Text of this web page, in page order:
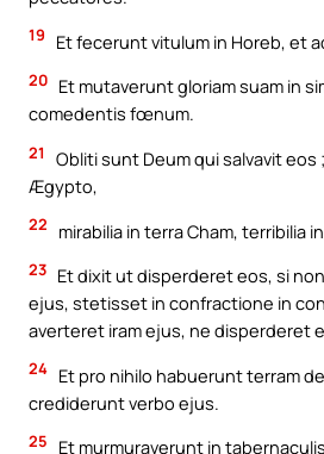
19 Et fecerunt vitulum in Horeb, et
20 Et mutaverunt gloriam suam in
comedentis fœnum.
21
Obliti sunt Deum qui salvavit eos
Ægypto,
22 mirabilia in terra Cham, terribilia
23 Et dixit ut disperderet eos, si
ejus, stetisset in confractione in
averteret iram ejus, ne disperderet
24 Et pro nihilo habuerunt terram
crediderunt verbo ejus.
25 Et murmuraverunt in